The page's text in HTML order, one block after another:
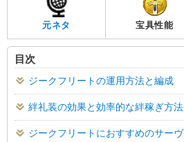
元ネタ 宝具性能
目次
ジークフリートの運用方法と編成
絆礼装の効果と効率的な絆稼ぎ方法
ジークフリートにおすすめのサーヴ